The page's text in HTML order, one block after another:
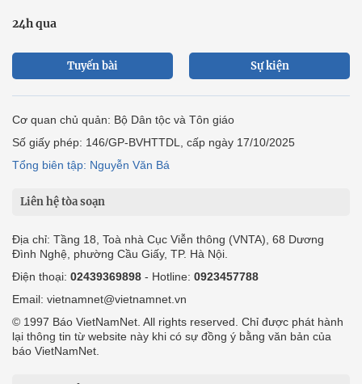
24h qua
Tuyến bài Sự kiện
Cơ quan chủ quản: Bộ Dân tộc và Tôn giáo
Số giấy phép: 146/GP-BVHTTDL, cấp ngày 17/10/2025
Tổng biên tập: Nguyễn Văn Bá
Liên hệ tòa soạn
Địa chỉ: Tầng 18, Toà nhà Cục Viễn thông (VNTA), 68 Dương
Đình Nghệ, phường Cầu Giấy, TP. Hà Nội.
Điện thoại: 02439369898 - Hotline: 0923457788
Email: vietnamnet@vietnamnet.vn
© 1997 Báo VietNamNet. All rights reserved. Chỉ được phát hành
lại thông tin từ website này khi có sự đồng ý bằng văn bản của
báo VietNamNet.